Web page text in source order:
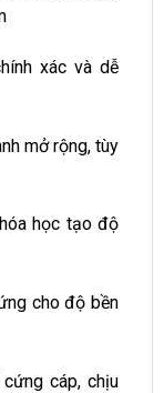
xác và dễ
mở rộng, tùy
học tạo độ
cho độ bền
cáp, chịu